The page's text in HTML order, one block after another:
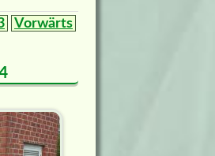
Vorwärts